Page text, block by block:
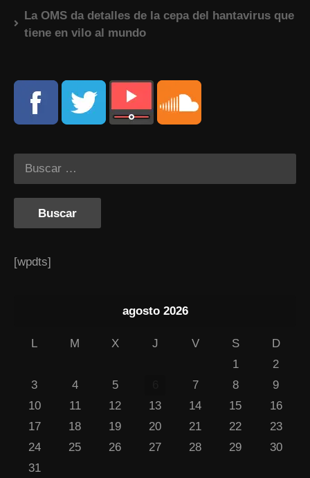
La OMS da detalles de la cepa del hantavirus que
tiene en vilo al mundo
[wpdts]
agosto 2026
L M X J V S
D
1
2
3
4 5 7 8
9
10
11 12 13 14 15
16
17
18 19 20 21 22
23
24
25 26 27 28 29
30
31